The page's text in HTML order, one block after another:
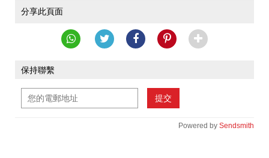
分享此頁面
保持聯繫
提交
Powered by Sendsmith